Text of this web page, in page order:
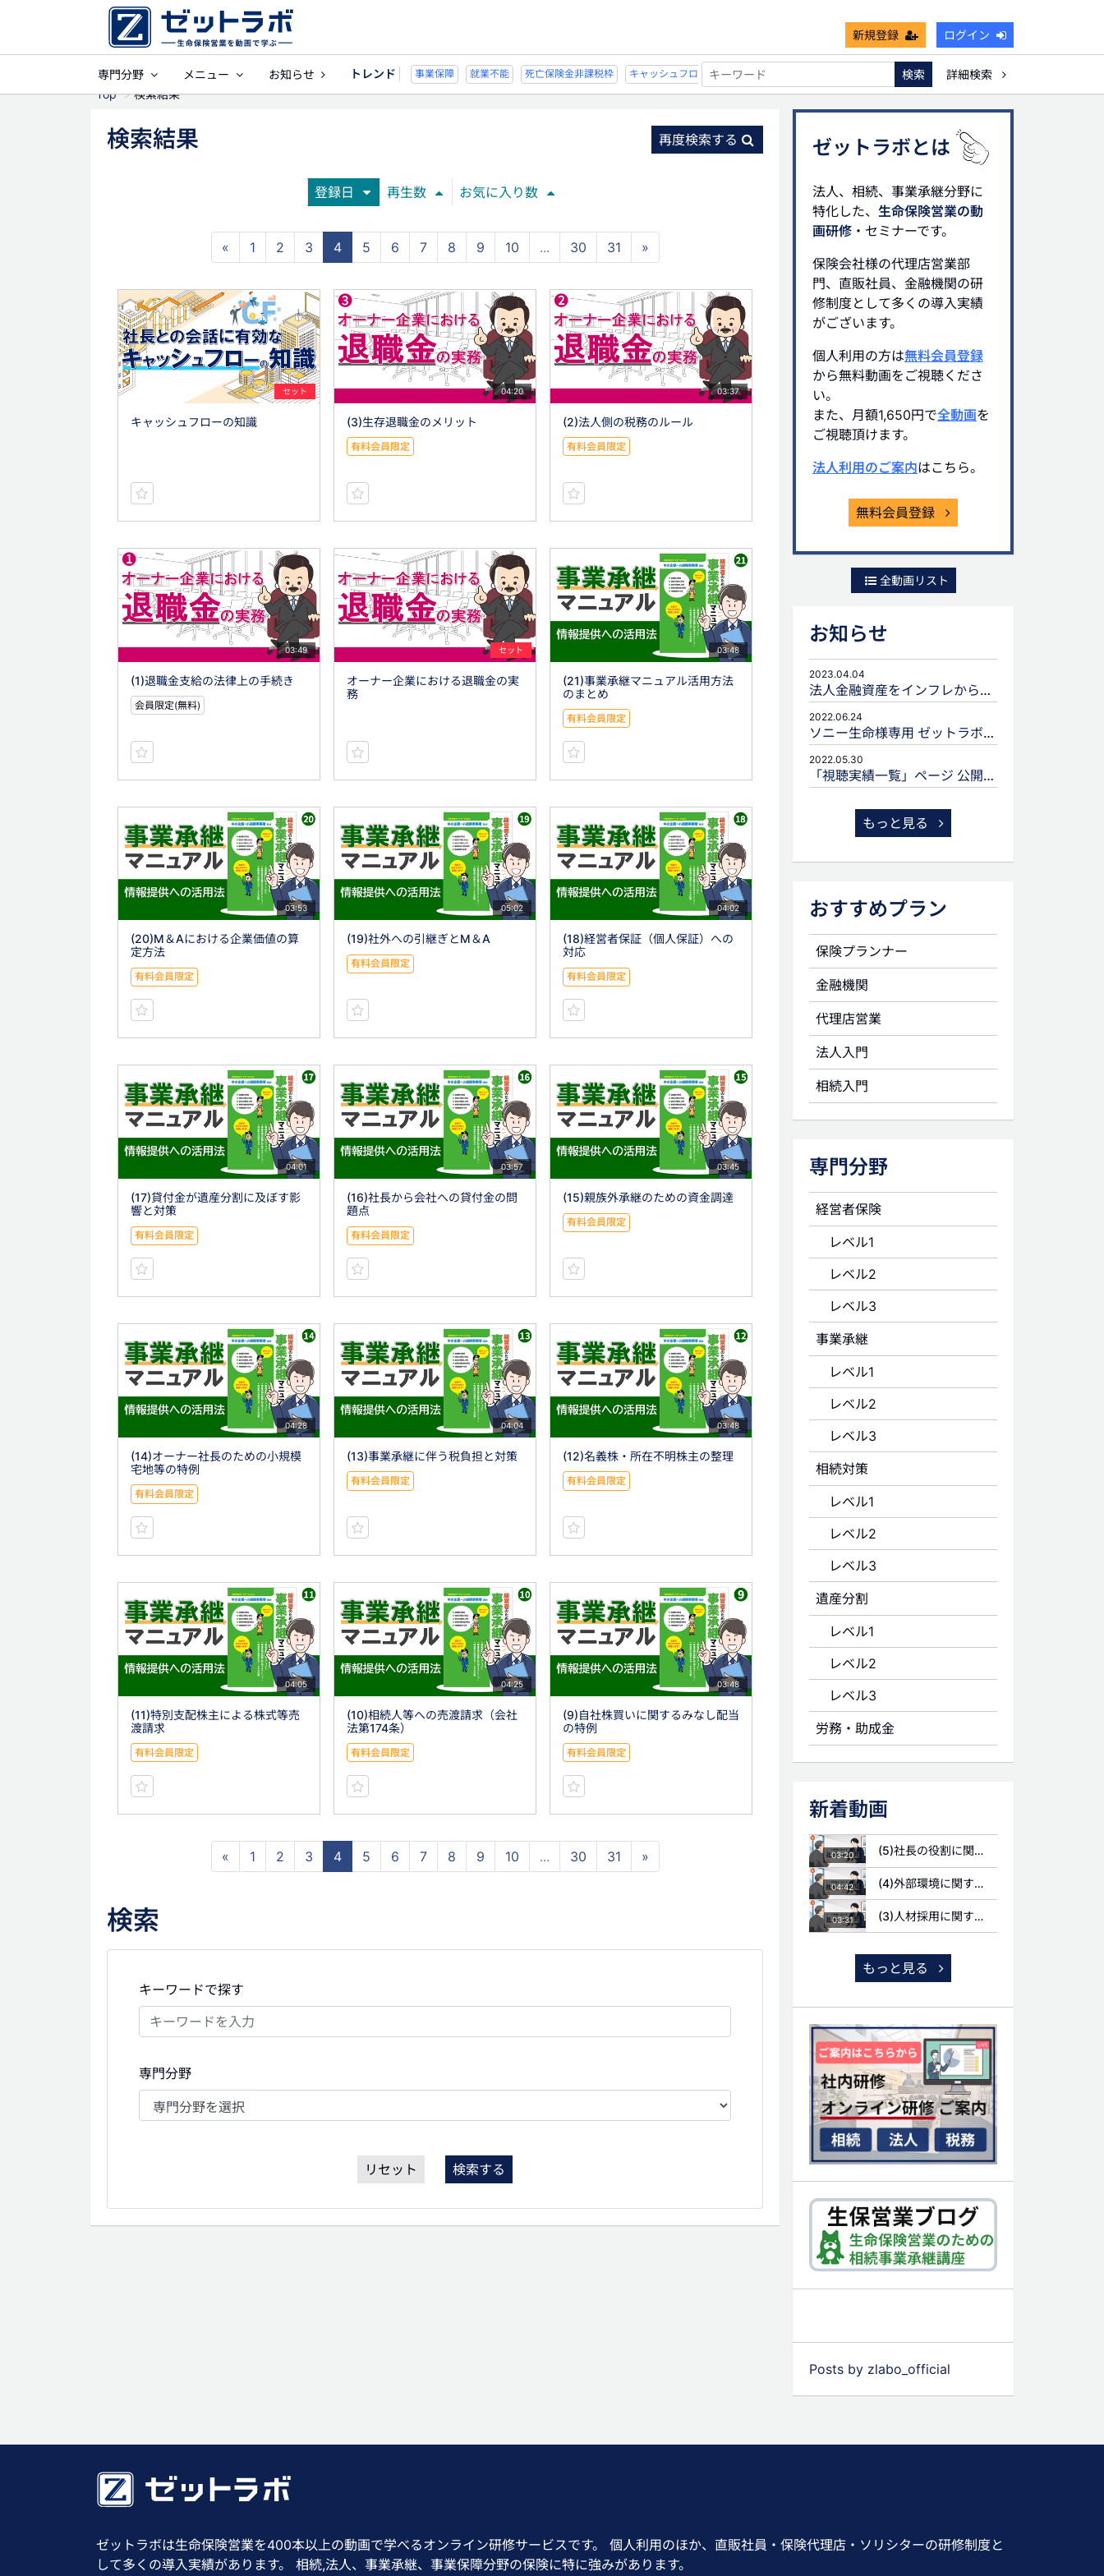
新規登録 ログイン
専門分野 メニュー お知らせ トレンド
事業保障 就業不能 死亡保険金非課税枠 キャッシュフロー 宗教法人 事業保障 就業不能 死亡保険金非課税枠 キャッシュフロー 宗教法人
検索
詳細検索
Top
検索結果
検索結果 再度検索する
登録日 再生数 お気に入り数
« 1 2 3 4 5 6 7 8 9 10 ... 30 31 »
セット
キャッシュフローの知識
04:20
(3)生存退職金のメリット
有料会員限定
03:37
(2)法人側の税務のルール
有料会員限定
03:49
(1)退職金支給の法律上の手続き
会員限定(無料)
セット
オーナー企業における退職金の実
務
03:48
(21)事業承継マニュアル活用方法
のまとめ
有料会員限定
03:53
(20)M＆Aにおける企業価値の算
定方法
有料会員限定
05:02
(19)社外への引継ぎとM＆A
有料会員限定
04:02
(18)経営者保証（個人保証）への
対応
有料会員限定
04:01
(17)貸付金が遺産分割に及ぼす影
響と対策
有料会員限定
03:57
(16)社長から会社への貸付金の問
題点
有料会員限定
03:45
(15)親族外承継のための資金調達
有料会員限定
04:28
(14)オーナー社長のための小規模
宅地等の特例
有料会員限定
04:04
(13)事業承継に伴う税負担と対策
有料会員限定
03:48
(12)名義株・所在不明株主の整理
有料会員限定
04:05
(11)特別支配株主による株式等売
渡請求
有料会員限定
04:25
(10)相続人等への売渡請求（会社
法第174条）
有料会員限定
03:48
(9)自社株買いに関するみなし配当
の特例
有料会員限定
« 1 2 3 4 5 6 7 8 9 10 ... 30 31 »
検索
キーワードで探す
専門分野
リセット 検索する
ゼットラボとは
法人、相続、事業承継分野に
特化した、 生命保険営業の動
画研修 ・セミナーです。
保険会社様の代理店営業部
門、直販社員、金融機関の研
修制度として多くの導入実績
がございます。
個人利用の方は無料会員登録
から無料動画をご視聴くださ
い。
また、月額1,650円で全動画を
ご視聴頂けます。
法人利用のご案内はこちら。
無料会員登録
全動画リスト
お知らせ
2023.04.04
法人金融資産をインフレから守るための生命保険活用
2022.06.24
ソニー生命様専用 ゼットラボforLIFEPLANNERのご案内
2022.05.30
「視聴実績一覧」ページ 公開のお知らせ
もっと見る
おすすめプラン
保険プランナー
金融機関
代理店営業
法人入門
相続入門
専門分野
経営者保険
レベル1
レベル2
レベル3
事業承継
レベル1
レベル2
レベル3
相続対策
レベル1
レベル2
レベル3
遺産分割
レベル1
レベル2
レベル3
労務・助成金
新着動画
03:20 (5)社長の役割に関する質問
04:42 (4)外部環境に関する質問
03:31 (3)人材採用に関する質問
もっと見る
Posts by zlabo_official
ゼットラボは生命保険営業を400本以上の動画で学べるオンライン研修サービスです。 個人利用のほか、直販社員・保険代理店・ソリシターの研修制度と
して多くの導入実績があります。 相続,法人、事業承継、事業保障分野の保険に特に強みがあります。